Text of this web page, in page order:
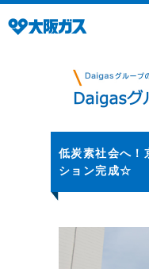
低炭素社会へ！
ション完成☆